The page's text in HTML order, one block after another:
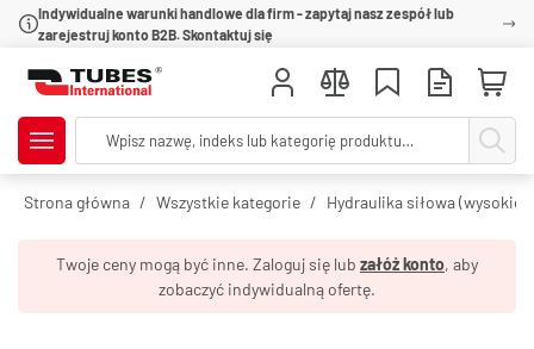
Indywidualne warunki handlowe dla firm - zapytaj nasz zespół lub
zarejestruj konto B2B. Skontaktuj się
Strona główna Wszystkie kategorie Hydraulika siłowa (wysokie
Twoje ceny mogą być inne. Zaloguj się lub załóż konto, aby
zobaczyć indywidualną ofertę.